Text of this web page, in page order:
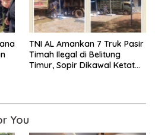
TNI AL Amankan 7 Truk Pasir
Timah Ilegal di Belitung
Timur, Sopir Dikawal Ketat
You